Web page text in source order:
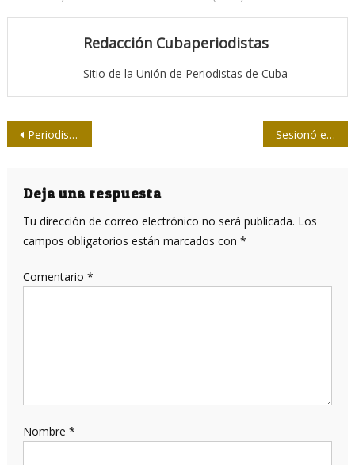
Redacción Cubaperiodistas
Sitio de la Unión de Periodistas de Cuba
Navegación
entradas
Periodistas daneses se capacitarán sobre la actualidad cubana Sesionó en Villa Clara taller de gestión de medios
Deja una respuesta
Tu dirección de correo electrónico no será publicada. Los
campos obligatorios están marcados con *
Comentario *
Nombre *